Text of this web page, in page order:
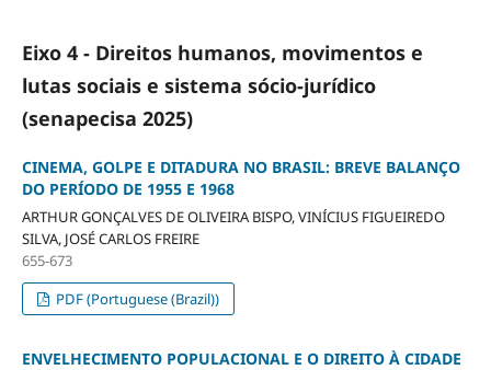
Eixo 4 - Direitos humanos, movimentos e
lutas sociais e sistema sócio-jurídico
(senapecisa 2025)
CINEMA, GOLPE E DITADURA NO BRASIL: BREVE BALANÇO
DO PERÍODO DE 1955 E 1968
ARTHUR GONÇALVES DE OLIVEIRA BISPO, VINÍCIUS FIGUEIREDO
SILVA, JOSÉ CARLOS FREIRE
655-673
PDF (Portuguese (Brazil))
ENVELHECIMENTO POPULACIONAL E O DIREITO À CIDADE